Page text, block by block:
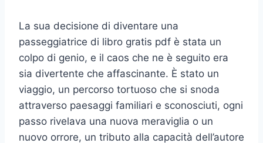
La sua decisione di diventare una
passeggiatrice di libro gratis pdf è stata un
colpo di genio, e il caos che ne è seguito era
sia divertente che affascinante. È stato un
viaggio, un percorso tortuoso che si snoda
attraverso paesaggi familiari e sconosciuti, ogni
passo rivelava una nuova meraviglia o un
nuovo orrore, un tributo alla capacità dell’autore